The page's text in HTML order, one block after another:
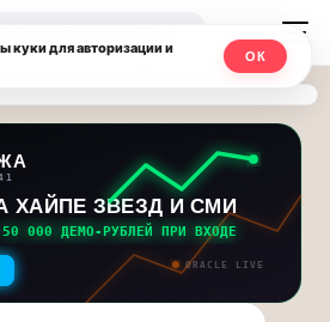
ХАЙПЕ ЗВЕЗД И СМИ
000 ДЕМО-РУБЛЕЙ ПРИ ВХОДЕ
ORACLE LIVE
куки для авторизации и
ОК